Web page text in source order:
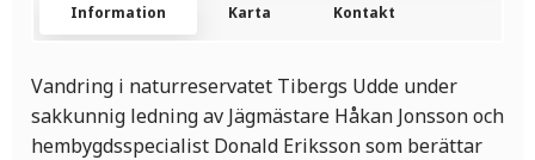
Information Karta Kontakt
Vandring i naturreservatet Tibergs Udde under
sakkunnig ledning av Jägmästare Håkan Jonsson och
hembygdsspecialist Donald Eriksson som berättar